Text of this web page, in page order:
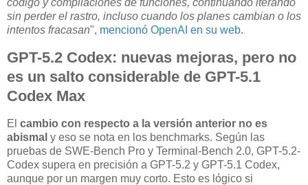
código y compilaciones de funciones, continuando iterando
sin perder el rastro, incluso cuando los planes cambian o los
intentos fracasan", mencionó OpenAI en su web.
GPT-5.2 Codex: nuevas mejoras, pero no
es un salto considerable de GPT-5.1
Codex Max
El cambio con respecto a la versión anterior no es
abismal y eso se nota en los benchmarks. Según las
pruebas de SWE-Bench Pro y Terminal-Bench 2.0, GPT-5.2-
Codex supera en precisión a GPT-5.2 y GPT-5.1 Codex,
aunque por un margen muy corto. Esto es lógico si